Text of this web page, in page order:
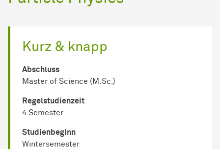
Kurz & knapp
Abschluss
Master of Science (M.Sc.)
Regel­studienzeit
4 Semester
Studienbeginn
Wintersemester